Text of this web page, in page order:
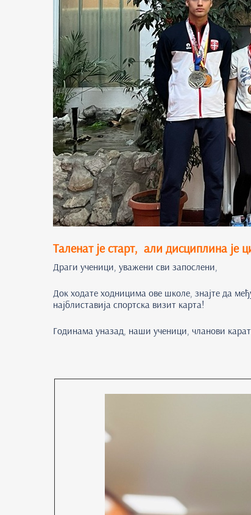
Таленат је старт, али дисциплина је
Драги ученици, уважени сви запослени,
Док ходате ходницима ове школе, знајте да
најблиставија спортска визит карта!
Годинама уназад, наши ученици, чланови